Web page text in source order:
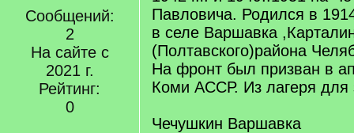
Сообщений:
2
На сайте с
2021 г.
Рейтинг:
0
Павловича. Родился в
в селе Варшавка
(Полтавского)района
На фронт был призван в
Коми АССР. Из лагеря для
Чечушкин Варшавка